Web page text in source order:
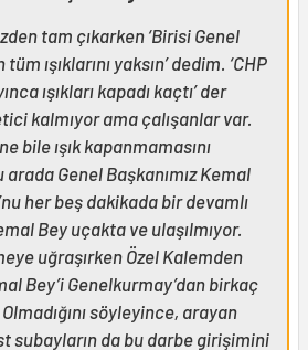
tam çıkarken ‘Birisi Genel
ışıklarını yaksın’ dedim. ‘CHP
ışıkları kapadı kaçtı’ der
kalmıyor ama çalışanlar var.
bile ışık kapanmamasını
Genel Başkanımız Kemal
her beş dakikada bir devamlı
Bey uçakta ve ulaşılmıyor.
uğraşırken Özel Kalemden
Bey’i Genelkurmay’dan birkaç
söyleyince, arayan
subayların da bu darbe girişimini